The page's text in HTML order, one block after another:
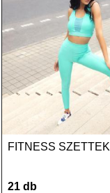
FITNESS SZETTEK
21 db